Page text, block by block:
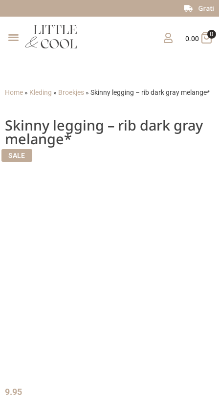
Gratis verzending vanaf €150
0.00
0
Home » Kleding » Broekjes » Skinny legging – rib dark gray melange*
Skinny legging – rib dark gray
melange*
SALE
9.95